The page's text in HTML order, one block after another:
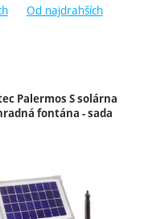
Od najdrahších
Palermos S solárna
fontána - sada